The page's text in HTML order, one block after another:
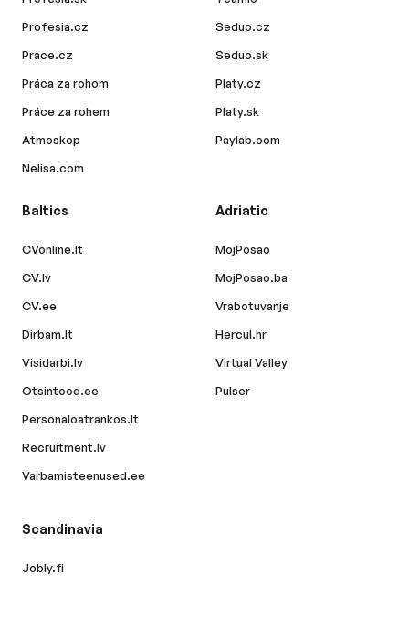
Profesia.cz
Prace.cz
Práca za rohom
Práce za rohem
Atmoskop
Nelisa.com
Seduo.cz
Seduo.sk
Platy.cz
Platy.sk
Paylab.com
Baltics
CVonline.lt
CV.lv
CV.ee
Dirbam.lt
Visidarbi.lv
Otsintood.ee
Personaloatrankos.lt
Recruitment.lv
Varbamisteenused.ee
Adriatic
MojPosao
MojPosao.ba
Vrabotuvanje
Hercul.hr
Virtual Valley
Pulser
Scandinavia
Jobly.fi